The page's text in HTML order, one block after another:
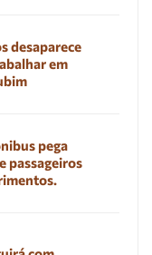
desaparece
em
pega
passageiros